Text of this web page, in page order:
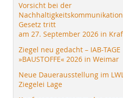
Vorsicht bei der
Gesetz tritt
am 27. September 2026 in
Ziegel neu gedacht – IAB-TAGE
»BAUSTOFFE« 2026 in Weimar
Neue Dauerausstellung im
Ziegelei Lage